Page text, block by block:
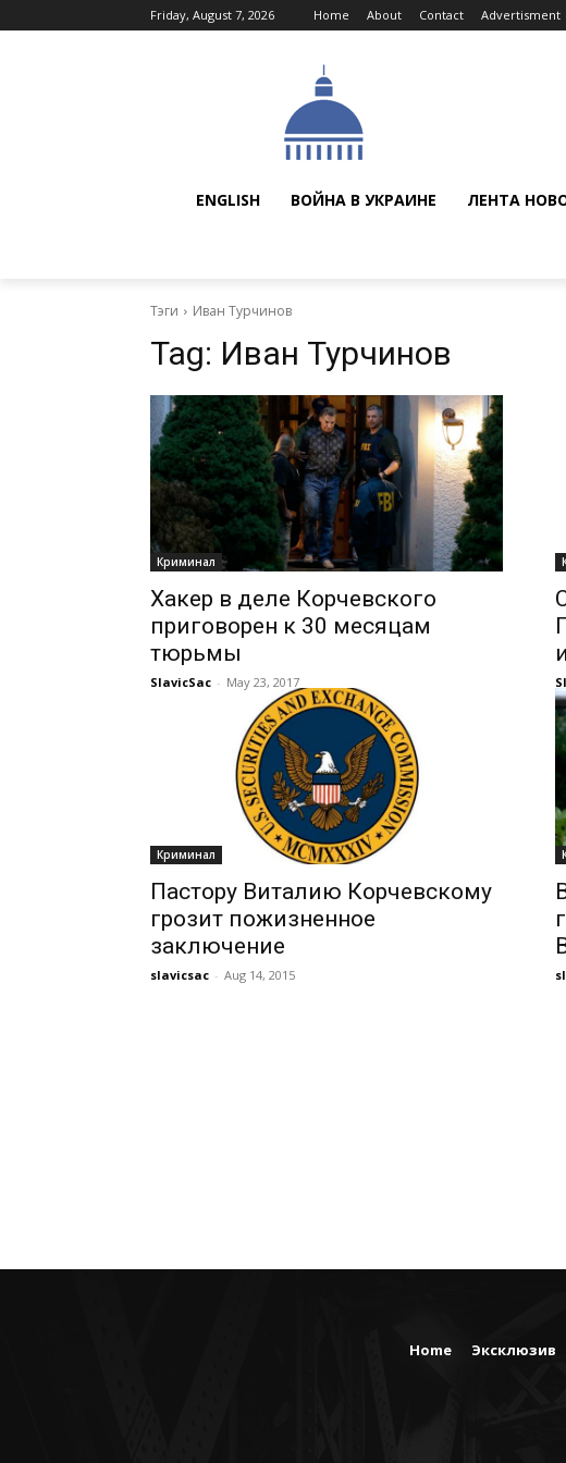
Friday, August 7, 2026 Home About Contact Advertisment
ENGLISH ВОЙНА В УКРАИНЕ ЛЕНТА
Тэги Иван Турчинов
Tag: Иван Турчинов
Криминал
Хакер в деле Корчевского
приговорен к 30 месяцам
тюрьмы
SlavicSac - May 23, 2017
Криминал
Пастору Виталию Корчевскому
грозит пожизненное
заключение
slavicsac - Aug 14, 2015
Home Эксклюзив